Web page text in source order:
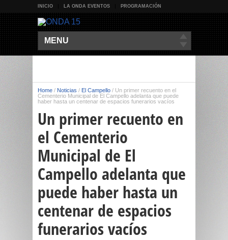
INICIO LA ONDA EVENTOS PROGRAMACIÓN
MENU
Home / Noticias / El Campello / Un primer recuento en el
Cementerio Municipal de El Campello adelanta que puede
haber hasta un centenar de espacios funerarios vacíos
Un primer recuento en
el Cementerio
Municipal de El
Campello adelanta que
puede haber hasta un
centenar de espacios
funerarios vacíos